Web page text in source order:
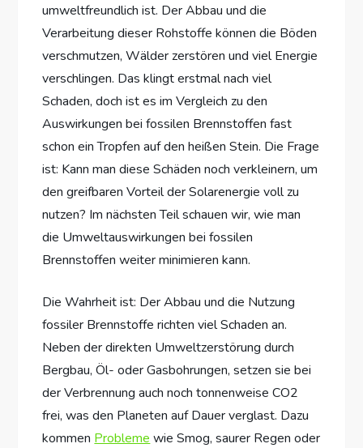
umweltfreundlich ist. Der Abbau und die
Verarbeitung dieser Rohstoffe können die Böden
verschmutzen, Wälder zerstören und viel Energie
verschlingen. Das klingt erstmal nach viel
Schaden, doch ist es im Vergleich zu den
Auswirkungen bei fossilen Brennstoffen fast
schon ein Tropfen auf den heißen Stein. Die Frage
ist: Kann man diese Schäden noch verkleinern, um
den greifbaren Vorteil der Solarenergie voll zu
nutzen? Im nächsten Teil schauen wir, wie man
die Umweltauswirkungen bei fossilen
Brennstoffen weiter minimieren kann.
Die Wahrheit ist: Der Abbau und die Nutzung
fossiler Brennstoffe richten viel Schaden an.
Neben der direkten Umweltzerstörung durch
Bergbau, Öl- oder Gasbohrungen, setzen sie bei
der Verbrennung auch noch tonnenweise CO2
frei, was den Planeten auf Dauer verglast. Dazu
kommen Probleme wie Smog, saurer Regen oder